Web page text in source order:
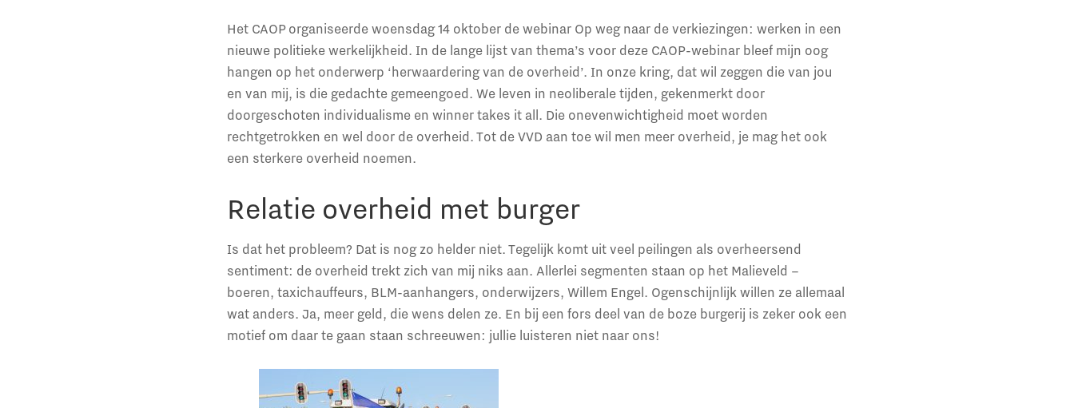
Het CAOP organiseerde woensdag 14 oktober de webinar Op weg naar de verkiezingen: werken in een
nieuwe politieke werkelijkheid. In de lange lijst van thema’s voor deze CAOP-webinar bleef mijn oog
hangen op het onderwerp ‘herwaardering van de overheid’. In onze kring, dat wil zeggen die van jou
en van mij, is die gedachte gemeengoed. We leven in neoliberale tijden, gekenmerkt door
doorgeschoten individualisme en winner takes it all. Die onevenwichtigheid moet worden
rechtgetrokken en wel door de overheid. Tot de VVD aan toe wil men meer overheid, je mag het ook
een sterkere overheid noemen.
Relatie overheid met burger
Is dat het probleem? Dat is nog zo helder niet. Tegelijk komt uit veel peilingen als overheersend
sentiment: de overheid trekt zich van mij niks aan. Allerlei segmenten staan op het Malieveld –
boeren, taxichauffeurs, BLM-aanhangers, onderwijzers, Willem Engel. Ogenschijnlijk willen ze allemaal
wat anders. Ja, meer geld, die wens delen ze. En bij een fors deel van de boze burgerij is zeker ook een
motief om daar te gaan staan schreeuwen: jullie luisteren niet naar ons!